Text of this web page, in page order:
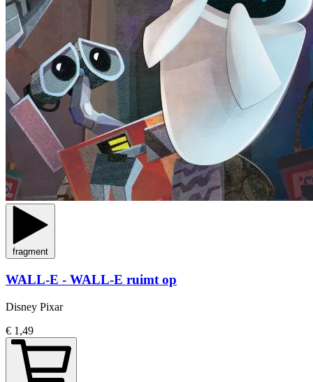
fragment
WALL-E - WALL-E ruimt op
Disney Pixar
€ 1,49